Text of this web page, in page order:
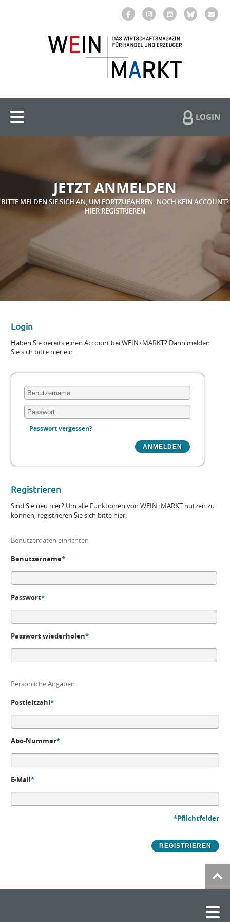
LOGIN
JETZT ANMELDEN
BITTE MELDEN SIE SICH AN, UM FORTZUFAHREN. NOCH KEIN ACCOUNT?
HIER REGISTRIEREN
Login
Haben Sie bereits einen Account bei WEIN+MARKT? Dann melden
Sie sich bitte hier ein.
Passwort vergessen?
Registrieren
Sind Sie neu hier? Um alle Funktionen von WEIN+MARKT nutzen zu
können, registrieren Sie sich bitte hier.
Benutzerdaten einrichten
Benutzername*
Passwort*
Passwort wiederholen*
Persönliche Angaben
Postleitzahl*
Abo-Nummer*
E-Mail*
*Pflichtfelder